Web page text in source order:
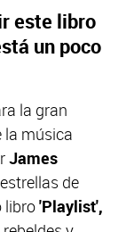
este libro
un poco
la gran
la música
James
de
libro'Playlist',